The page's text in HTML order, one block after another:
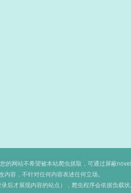
网站不希望被本站爬虫抓取，可通过屏蔽
容，不针对任何内容表述任何立场。
才展现内容的站点），爬虫程序会依据负载状